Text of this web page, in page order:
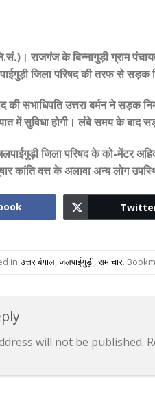
राजगंज के बिन्नागुड़ी ग्राम
जिला परिषद की तरफ से सड़क
की सभाधिपति उत्तरा बर्मन ने सड़क
में सुविधा होगी। लंबे समय के
जिला परिषद के को-मेंटर
कांति दत्त के अलावा अन्य लोग
inउत्तर बंगाल,जलपाईगुड़ी,समाचार.
will not be published.